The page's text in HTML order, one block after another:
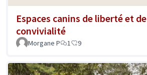
Espaces canins de liberté et de
convivialité
Morgane P 1 9